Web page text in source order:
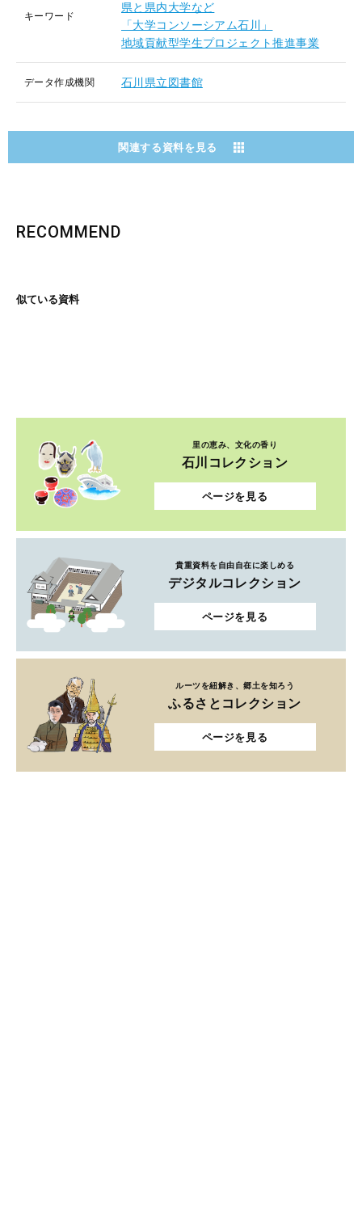
キーワード
県と県内大学など
「大学コンソーシアム石川」
地域貢献型学生プロジェクト推進事業
データ作成機関 石川県立図書館
関連する資料を見る
RECOMMEND
似ている資料
里の恵み、文化の香り
石川コレクション
ページを見る
貴重資料を自由自在に楽しめる
デジタルコレクション
ページを見る
ルーツを紐解き、郷土を知ろう
ふるさとコレクション
ページを見る